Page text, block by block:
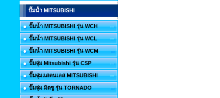
ปั๊มน้ำ MITSUBISHI
ปั๊มน้ำ MITSUBISHI รุ่น WCH
ปั๊มน้ำ MITSUBISHI รุ่น WCL
ปั๊มน้ำ MITSUBISHI รุ่น WCM
ปั๊มจุ่ม Mitsubishi รุ่น CSP
ปั๊มจุ่มแสตนเลส MITSUBISHI
ปั๊มจุ่ม มิตซู รุ่น TORNADO